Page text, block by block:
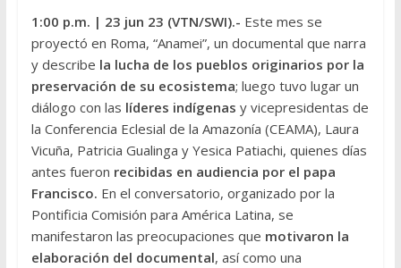
1:00 p.m. | 23 jun 23 (VTN/SWI).- Este mes se
proyectó en Roma, “Anamei”, un documental que narra
y describe la lucha de los pueblos originarios por la
preservación de su ecosistema; luego tuvo lugar un
diálogo con las líderes indígenas y vicepresidentas de
la Conferencia Eclesial de la Amazonía (CEAMA), Laura
Vicuña, Patricia Gualinga y Yesica Patiachi, quienes días
antes fueron recibidas en audiencia por el papa
Francisco. En el conversatorio, organizado por la
Pontificia Comisión para América Latina, se
manifestaron las preocupaciones que motivaron la
elaboración del documental, así como una